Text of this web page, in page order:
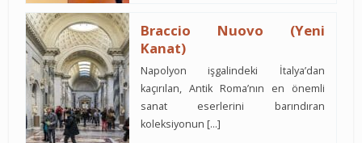
Braccio Nuovo (Yeni
Kanat)
Napolyon işgalindeki İtalya’dan
kaçırılan, Antik Roma’nın en önemli
sanat eserlerini barındıran
koleksiyonun […]